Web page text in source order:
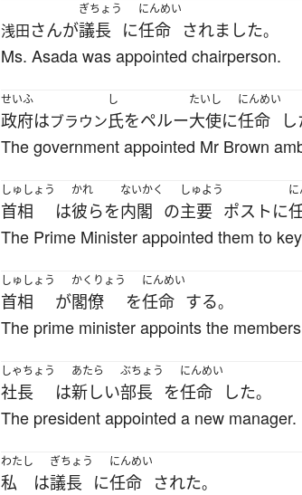
浅田さんが
ぎちょう
議長 に
にんめい
任命 されました。
Ms. Asada was appointed chairperson.
せいふ
政府はブラウン
し
氏をペルー
たいし
大使に
にんめい
任命
The government appointed Mr Brown
しゅしょう
首相 は
かれ
彼らを
ないかく
内閣 の
しゅよう
主要 ポスト に
The Prime Minister appointed them to
しゅしょう
首相 が
かくりょう
閣僚 を
にんめい
任命 する。
The prime minister appoints the
しゃちょう
社長 は
あたら
新しい
ぶちょう
部長 を
にんめい
任命 した。
The president appointed a new manager.
わたし
私 は
ぎちょう
議長 に
にんめい
任命 された。